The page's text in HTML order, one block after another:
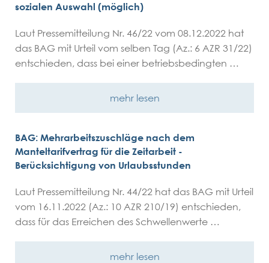
sozialen Auswahl (möglich)
Laut Pressemitteilung Nr. 46/22 vom 08.12.2022 hat
das BAG mit Urteil vom selben Tag (Az.: 6 AZR 31/22)
entschieden, dass bei einer betriebsbedingten …
mehr lesen
BAG: Mehrarbeitszuschläge nach dem
Manteltarifvertrag für die Zeitarbeit -
Berücksichtigung von Urlaubsstunden
Laut Pressemitteilung Nr. 44/22 hat das BAG mit Urteil
vom 16.11.2022 (Az.: 10 AZR 210/19) entschieden,
dass für das Erreichen des Schwellenwerte …
mehr lesen